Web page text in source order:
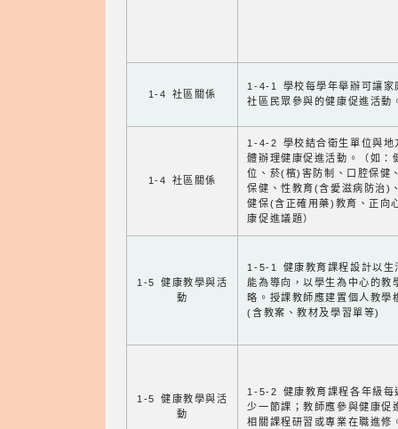
1-4 社區關係
1-4-1 學校每學年舉辦可讓家
社區民眾參與的健康促進活動
1-4 社區關係
1-4-2 學校結合衛生單位與地
體辦理健康促進活動。（如：
位、菸(檳)害防制、口腔保健
保健、性教育(含愛滋病防治)
健保(含正確用藥)教育、正向
康促進議題）
1-5 健康教學與活
動
1-5-1 健康教育課程設計以生
能為導向，以學生為中心的教
略。授課教師應建置個人教學
(含教案、教材及學習單等)
1-5 健康教學與活
動
1-5-2 健康教育課程各年級每
少一節課；教師應參與健康促
相關課程研習或專業在職進修